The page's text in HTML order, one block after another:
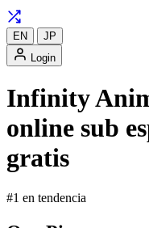
EN
JP
Login
Infinity
online sub
gratis
#1 en tendencia